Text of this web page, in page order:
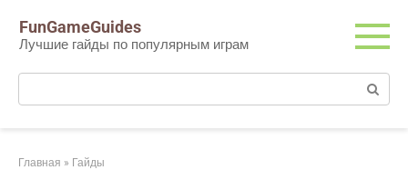
контенту
FunGameGuides
Лучшие гайды по популярным играм
Поиск:
Главная » Гайды